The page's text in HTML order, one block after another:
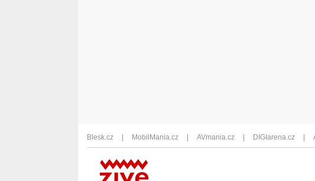
Blesk.cz MobilMania.cz AVmania.cz DIGIarena.cz